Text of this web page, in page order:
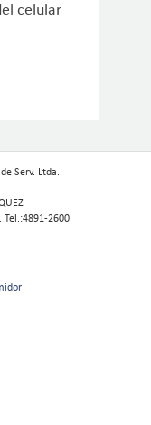
celular
Serv. Ltda.
Tel.:4891-2600